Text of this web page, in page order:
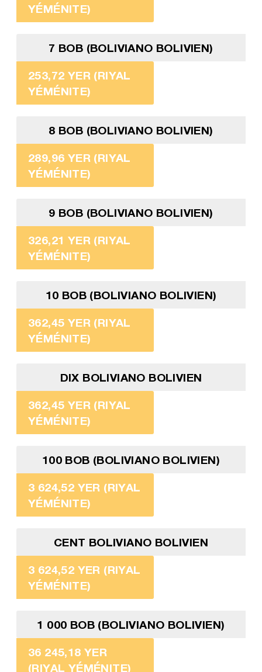
YÉMÉNITE)
7 BOB (BOLIVIANO BOLIVIEN)
253,72 YER (RIYAL
YÉMÉNITE)
8 BOB (BOLIVIANO BOLIVIEN)
289,96 YER (RIYAL
YÉMÉNITE)
9 BOB (BOLIVIANO BOLIVIEN)
326,21 YER (RIYAL
YÉMÉNITE)
10 BOB (BOLIVIANO BOLIVIEN)
362,45 YER (RIYAL
YÉMÉNITE)
DIX BOLIVIANO BOLIVIEN
362,45 YER (RIYAL
YÉMÉNITE)
100 BOB (BOLIVIANO BOLIVIEN)
3 624,52 YER (RIYAL
YÉMÉNITE)
CENT BOLIVIANO BOLIVIEN
3 624,52 YER (RIYAL
YÉMÉNITE)
1 000 BOB (BOLIVIANO BOLIVIEN)
36 245,18 YER
(RIYAL YÉMÉNITE)